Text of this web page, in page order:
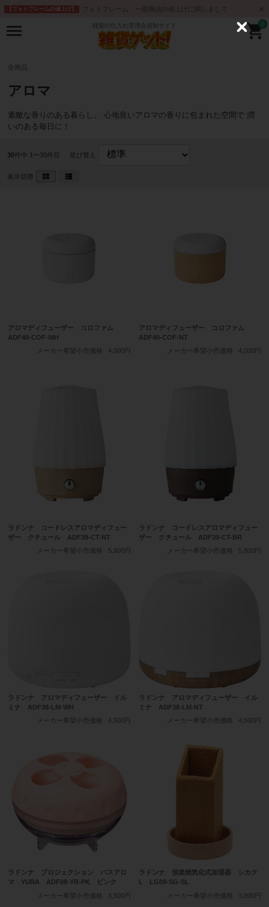
【フォトフレームの値上げ】 フォトフレーム 一部商品の値上げに関しまして
雑貨の仕入れ専用会員制サイト 0
全商品
アロマ
素敵な香りのある暮らし。 心地良いアロマの香りに包まれた空間で 潤
いのある毎日に！
30件中 1〜30件目 並び替え
表示切替
アロマディフューザー コロファム
ADF40-COF-WH
メーカー希望小売価格
4,000円
アロマディフューザー コロファム
ADF40-COF-NT
メーカー希望小売価格
4,000円
ラドンナ コードレスアロマディフュー
ザー クチュール ADF39-CT-NT
メーカー希望小売価格
5,800円
ラドンナ コードレスアロマディフュー
ザー クチュール ADF39-CT-BR
メーカー希望小売価格
5,800円
ラドンナ アロマディフューザー イル
ミナ ADF38-LM-WH
メーカー希望小売価格
4,500円
ラドンナ アロマディフューザー イル
ミナ ADF38-LM-NT
メーカー希望小売価格
4,500円
ラドンナ プロジェクション バスアロ
マ YURA ADF08-YR-PK ピンク
メーカー希望小売価格
3,500円
ラドンナ 信楽焼気化式加湿器 シカク
L LG09-SG-SL
メーカー希望小売価格
3,800円
C